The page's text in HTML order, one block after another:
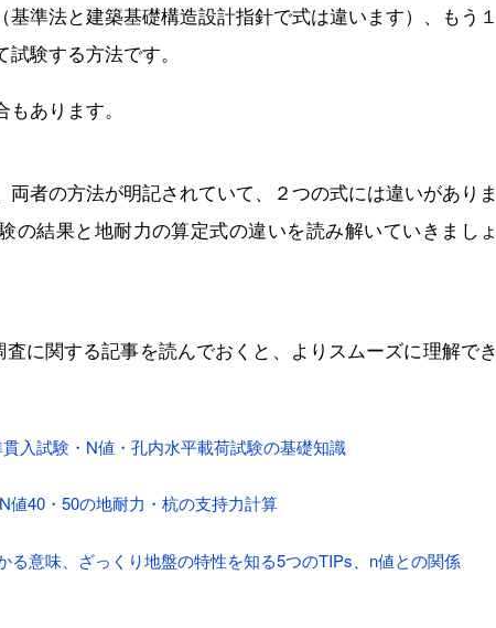
基準法と建築基礎構造設計指針で式は違います）、もう１
験する方法です。
あります。
者の方法が明記されていて、２つの式には違いがありま
の結果と地耐力の算定式の違いを読み解いていきましょ
に関する記事を読んでおくと、よりスムーズに理解でき
入試験・N値・孔内水平載荷試験の基礎知識
値40・50の地耐力・杭の支持力計算
る意味、ざっくり地盤の特性を知る5つのTIPs、n値との関係